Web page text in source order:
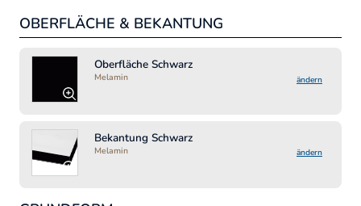
OBERFLÄCHE & BEKANTUNG
Oberfläche Schwarz
Melamin ändern
Bekantung Schwarz
Melamin ändern